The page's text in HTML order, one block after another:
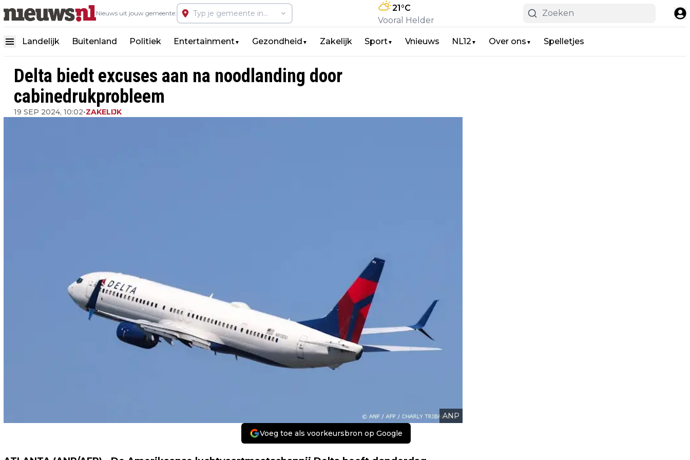
Nieuws uit jouw gemeente:
21°C
Vooral Helder
Landelijk Buitenland Politiek Entertainment▼ Gezondheid ▼ Zakelijk Sport▼ Vnieuws NL12 ▼ Over ons ▼ Spelletjes
Delta biedt excuses aan na noodlanding door
cabinedrukprobleem
19 SEP 2024, 10:02•ZAKELIJK
ANP
Voeg toe als voorkeursbron op Google